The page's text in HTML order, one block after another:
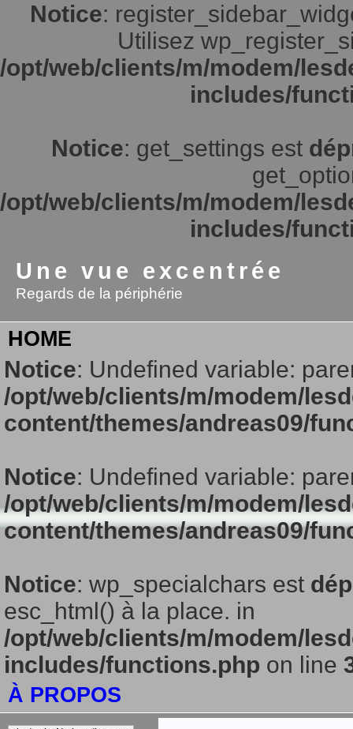
Notice:
Utilisez
/opt/web/clients/m/modem/
includes/
Notice: get_settings est
/opt/web/clients/m/modem/
includes/
Une vue excentrée
Regards de la périphérie
HOME
Notice: Undefined variable:
/opt/web/clients/m/modem/
content/themes/andreas09/
Notice: Undefined variable:
/opt/web/clients/m/modem/
content/themes/andreas09/
Notice: wp_specialchars est
esc_html() à la place. in
/opt/web/clients/m/modem/
includes/functions.php on line
À PROPOS